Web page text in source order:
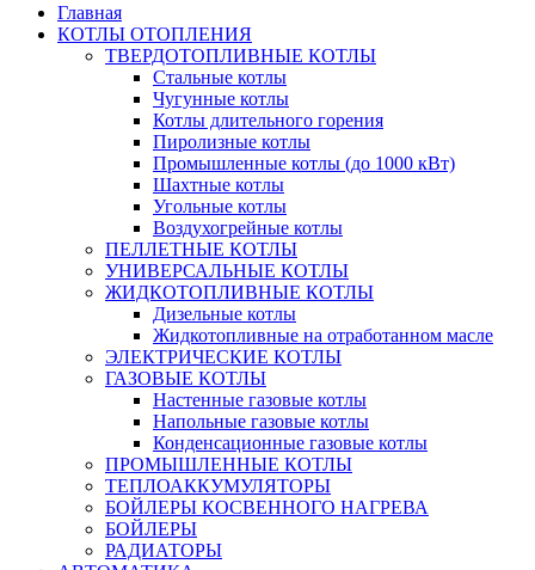
Главная
КОТЛЫ ОТОПЛЕНИЯ
ТВЕРДОТОПЛИВНЫЕ КОТЛЫ
Стальные котлы
Чугунные котлы
Котлы длительного горения
Пиролизные котлы
Промышленные котлы (до 1000 кВт)
Шахтные котлы
Угольные котлы
Воздухогрейные котлы
ПЕЛЛЕТНЫЕ КОТЛЫ
УНИВЕРСАЛЬНЫЕ КОТЛЫ
ЖИДКОТОПЛИВНЫЕ КОТЛЫ
Дизельные котлы
Жидкотопливные на отработанном масле
ЭЛЕКТРИЧЕСКИЕ КОТЛЫ
ГАЗОВЫЕ КОТЛЫ
Настенные газовые котлы
Напольные газовые котлы
Конденсационные газовые котлы
ПРОМЫШЛЕННЫЕ КОТЛЫ
ТЕПЛОАККУМУЛЯТОРЫ
БОЙЛЕРЫ КОСВЕННОГО НАГРЕВА
БОЙЛЕРЫ
РАДИАТОРЫ